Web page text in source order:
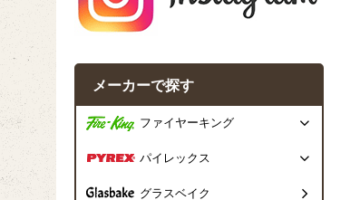
メーカーで探す
ファイヤーキング
パイレックス
グラスベイク